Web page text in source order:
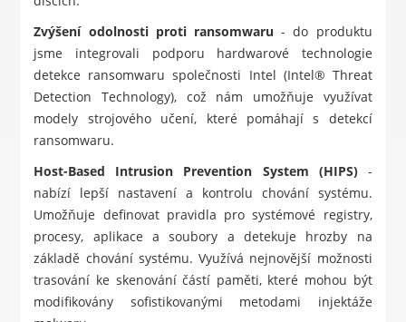
Zvýšení odolnosti proti ransomwaru - do produktu
jsme integrovali podporu hardwarové technologie
detekce ransomwaru společnosti Intel (Intel® Threat
Detection Technology), což nám umožňuje využívat
modely strojového učení, které pomáhají s detekcí
ransomwaru.
Host-Based Intrusion Prevention System (HIPS)-
nabízí lepší nastavení a kontrolu chování systému.
Umožňuje definovat pravidla pro systémové registry,
procesy, aplikace a soubory a detekuje hrozby na
základě chování systému. Využívá nejnovější možnosti
trasování ke skenování částí paměti, které mohou být
modifikovány sofistikovanými metodami injektáže